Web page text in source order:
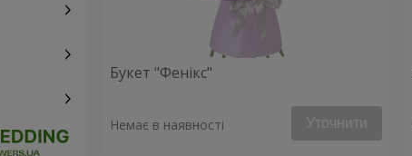
Букет "Фенікс"
Немає в наявності Уточнити